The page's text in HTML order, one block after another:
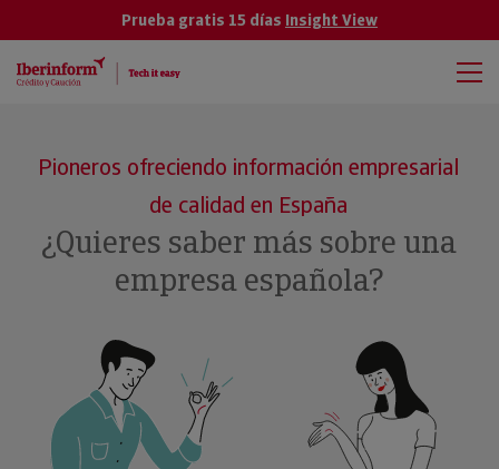
Prueba gratis 15 días Insight View
Pioneros ofreciendo información empresarial
de calidad en España
¿Quieres saber más sobre una
empresa española?